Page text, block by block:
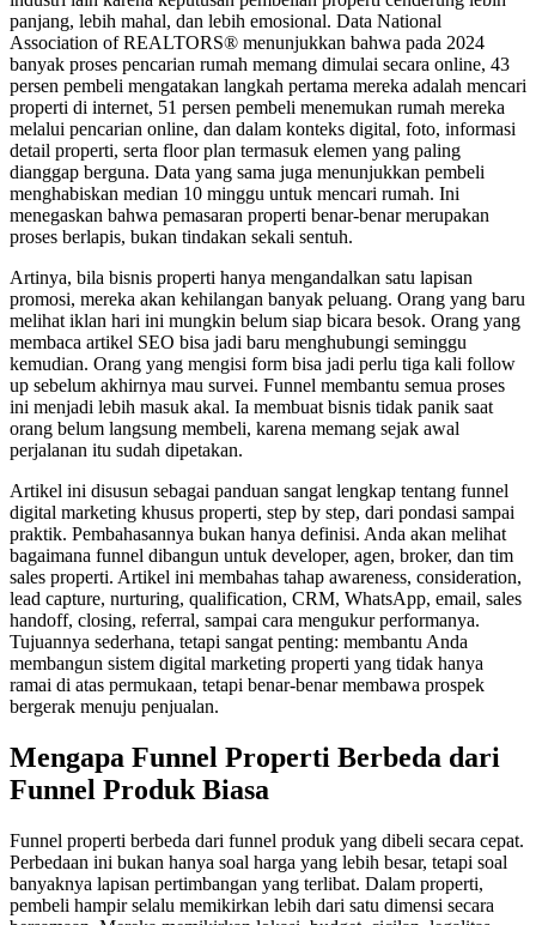
panjang, lebih mahal, dan lebih emosional. Data National
Association of REALTORS® menunjukkan bahwa pada 2024
banyak proses pencarian rumah memang dimulai secara online, 43
persen pembeli mengatakan langkah pertama mereka adalah mencari
properti di internet, 51 persen pembeli menemukan rumah mereka
melalui pencarian online, dan dalam konteks digital, foto, informasi
detail properti, serta floor plan termasuk elemen yang paling
dianggap berguna. Data yang sama juga menunjukkan pembeli
menghabiskan median 10 minggu untuk mencari rumah. Ini
menegaskan bahwa pemasaran properti benar-benar merupakan
proses berlapis, bukan tindakan sekali sentuh.
Artinya, bila bisnis properti hanya mengandalkan satu lapisan
promosi, mereka akan kehilangan banyak peluang. Orang yang baru
melihat iklan hari ini mungkin belum siap bicara besok. Orang yang
membaca artikel SEO bisa jadi baru menghubungi seminggu
kemudian. Orang yang mengisi form bisa jadi perlu tiga kali follow
up sebelum akhirnya mau survei. Funnel membantu semua proses
ini menjadi lebih masuk akal. Ia membuat bisnis tidak panik saat
orang belum langsung membeli, karena memang sejak awal
perjalanan itu sudah dipetakan.
Artikel ini disusun sebagai panduan sangat lengkap tentang funnel
digital marketing khusus properti, step by step, dari pondasi sampai
praktik. Pembahasannya bukan hanya definisi. Anda akan melihat
bagaimana funnel dibangun untuk developer, agen, broker, dan tim
sales properti. Artikel ini membahas tahap awareness, consideration,
lead capture, nurturing, qualification, CRM, WhatsApp, email, sales
handoff, closing, referral, sampai cara mengukur performanya.
Tujuannya sederhana, tetapi sangat penting: membantu Anda
membangun sistem digital marketing properti yang tidak hanya
ramai di atas permukaan, tetapi benar-benar membawa prospek
bergerak menuju penjualan.
Mengapa Funnel Properti Berbeda dari
Funnel Produk Biasa
Funnel properti berbeda dari funnel produk yang dibeli secara cepat.
Perbedaan ini bukan hanya soal harga yang lebih besar, tetapi soal
banyaknya lapisan pertimbangan yang terlibat. Dalam properti,
pembeli hampir selalu memikirkan lebih dari satu dimensi secara